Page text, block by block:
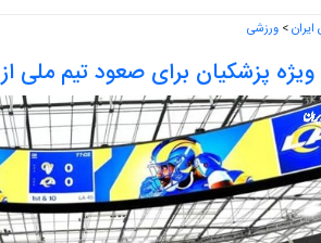
> ورزشی
پزشکیان برای صعود تیم ملی